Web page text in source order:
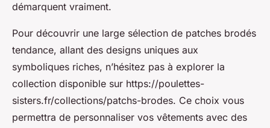
démarquent vraiment.
Pour découvrir une large sélection de patches brodés
tendance, allant des designs uniques aux
symboliques riches, n’hésitez pas à explorer la
collection disponible sur https://poulettes-
sisters.fr/collections/patchs-brodes. Ce choix vous
permettra de personnaliser vos vêtements avec des